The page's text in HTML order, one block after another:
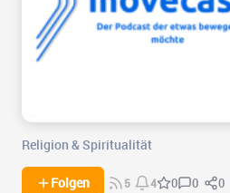
Religion & Spiritualität
Folgen 5 4 0 0 0